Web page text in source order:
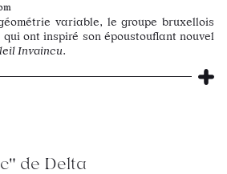
variable, le groupe bruxellois
ont inspiré son époustouflant nouvel
Invaincu.
de Delta